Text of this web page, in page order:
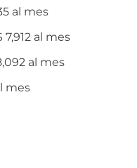
al mes
al mes
al mes
mes